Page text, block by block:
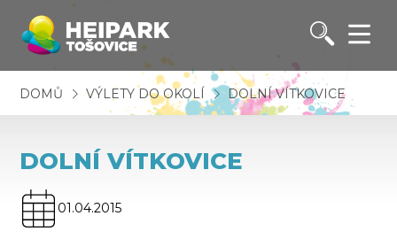
DOMŮ VÝLETY DO OKOLÍ DOLNÍ VÍTKOVICE
DOLNÍ VÍTKOVICE
01.04.2015